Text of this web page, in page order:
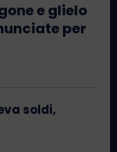
e glielo
per
soldi,